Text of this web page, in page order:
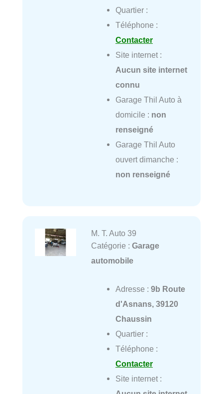
Quartier :
Téléphone :
Contacter
Site internet :
Aucun site internet
connu
Garage Thil Auto à
domicile : non
renseigné
Garage Thil Auto
ouvert dimanche :
non renseigné
M. T. Auto 39
Catégorie : Garage
automobile
Adresse : 9b Route
d'Asnans, 39120
Chaussin
Quartier :
Téléphone :
Contacter
Site internet :